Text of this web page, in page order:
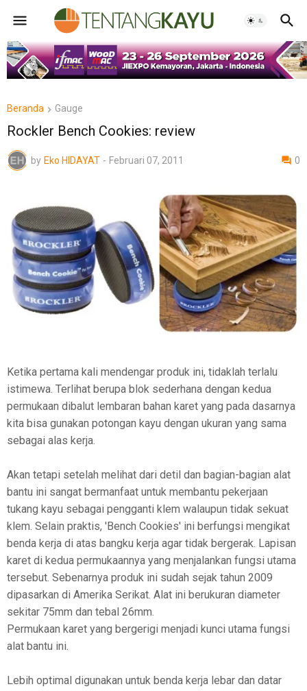
Beranda Gauge
Rockler Bench Cookies: review
by Eko HIDAYAT - Februari 07, 2011 0
Ketika pertama kali mendengar produk ini, tidaklah terlalu
istimewa. Terlihat berupa blok sederhana dengan kedua
permukaan dibalut lembaran bahan karet yang pada dasarnya
kita bisa gunakan potongan kayu dengan ukuran yang sama
sebagai alas kerja.
Akan tetapi setelah melihat dari detil dan bagian-bagian alat
bantu ini sangat bermanfaat untuk membantu pekerjaan
tukang kayu sebagai pengganti klem walaupun tidak sekuat
klem. Selain praktis, 'Bench Cookies' ini berfungsi mengikat
benda kerja di atas bangku kerja agar tidak bergerak. Lapisan
karet di kedua permukaannya yang menjalankan fungsi utama
tersebut. Sebenarnya produk ini sudah sejak tahun 2009
dipasarkan di Amerika Serikat. Alat ini berukuran diameter
sekitar 75mm dan tebal 26mm.
Permukaan karet yang bergerigi menjadi kunci utama fungsi
alat bantu ini.
Lebih optimal digunakan untuk benda kerja lebar dan datar